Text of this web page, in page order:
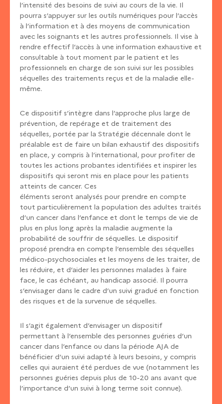
l’intensité des besoins de suivi au cours de la vie. Il
pourra s’appuyer sur les outils numériques pour l’accès
à l’information et à des moyens de communication
avec les soignants et les autres professionnels. Il vise à
rendre effectif l’accès à une information exhaustive et
consultable à tout moment par le patient et les
professionnels en charge de son suivi sur les possibles
séquelles des traitements reçus et de la maladie elle-
même.
Ce dispositif s’intègre dans l’approche plus large de
prévention, de repérage et de traitement des
séquelles, portée par la Stratégie décennale dont le
préalable est de faire un bilan exhaustif des dispositifs
en place, y compris à l’international, pour profiter de
toutes les actions probantes identifiées et inspirer les
dispositifs qui seront mis en place pour les patients
atteints de cancer. Ces
éléments seront analysés pour prendre en compte
tout particulièrement la population des adultes traités
d’un cancer dans l’enfance et dont le temps de vie de
plus en plus long après la maladie augmente la
probabilité de souffrir de séquelles. Le dispositif
proposé prendra en compte l’ensemble des séquelles
médico-psychosociales et les moyens de les traiter, de
les réduire, et d’aider les personnes malades à faire
face, le cas échéant, au handicap associé. Il pourra
s’envisager dans le cadre d’un suivi gradué en fonction
des risques et de la survenue de séquelles.
Il s’agit également d’envisager un dispositif
permettant à l’ensemble des personnes guéries d’un
cancer dans l’enfance ou dans la période AJA de
bénéficier d’un suivi adapté à leurs besoins, y compris
celles qui auraient été perdues de vue (notamment les
personnes guéries depuis plus de 10-20 ans avant que
l’importance d’un suivi à long terme soit connue).